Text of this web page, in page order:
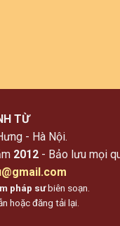
TỪ
- Hà Nội.
2012 - Bảo lưu mọi
pháp sưbiên soạn.
hoặc đăng tải lại.